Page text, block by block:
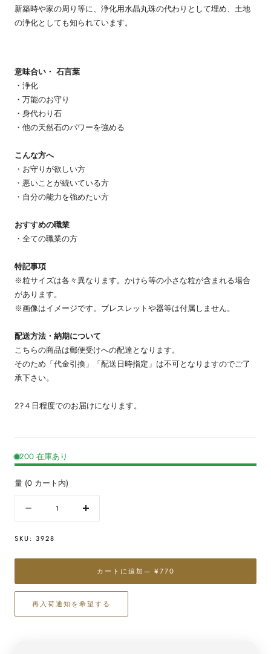
新築時や家の周り等に、浄化用水晶丸珠の代わりとして埋め、土地
の浄化としても知られています。
意味合い・ 石言葉
・浄化
・万能のお守り
・身代わり石
・他の天然石のパワーを強める
こんな方へ
・お守りが欲しい方
・悪いことが続いている方
・自分の能力を強めたい方
おすすめの職業
・全ての職業の方
特記事項
※粒サイズは各々異なります。かけら等の小さな粒が含まれる場合
があります。
※画像はイメージです。ブレスレットや器等は付属しません。
配送方法・納期について
こちらの商品は郵便受けへの配達となります。
そのため「代金引換」「配送日時指定」は不可となりますのでご了
承下さい。
2?４日程度でのお届けになります。
200 在庫あり
量 (0 カート内)
を
減
す
数
増
す
SKU: 3928
カートに追加— ¥770
再入荷通知を希望する